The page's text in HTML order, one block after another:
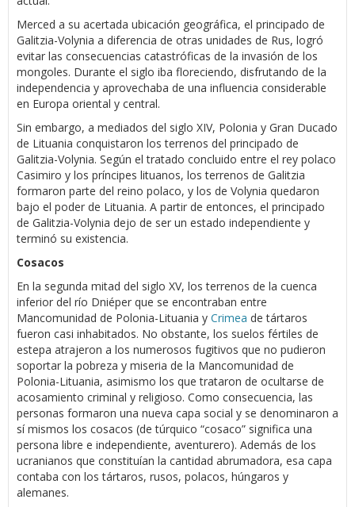
Merced a su acertada ubicación geográfica, el principado de
Galitzia-Volynia a diferencia de otras unidades de Rus, logró
evitar las consecuencias catastróficas de la invasión de los
mongoles. Durante el siglo iba floreciendo, disfrutando de la
independencia y aprovechaba de una influencia considerable
en Europa oriental y central.
Sin embargo, a mediados del siglo XIV, Polonia y Gran Ducado
de Lituania conquistaron los terrenos del principado de
Galitzia-Volynia. Según el tratado concluido entre el rey polaco
Casimiro y los príncipes lituanos, los terrenos de Galitzia
formaron parte del reino polaco, y los de Volynia quedaron
bajo el poder de Lituania. A partir de entonces, el principado
de Galitzia-Volynia dejo de ser un estado independiente y
terminó su existencia.
Cosacos
En la segunda mitad del siglo XV, los terrenos de la cuenca
inferior del río Dniéper que se encontraban entre
Mancomunidad de Polonia-Lituania y Crimea de tártaros
fueron casi inhabitados. No obstante, los suelos fértiles de
estepa atrajeron a los numerosos fugitivos que no pudieron
soportar la pobreza y miseria de la Mancomunidad de
Polonia-Lituania, asimismo los que trataron de ocultarse de
acosamiento criminal y religioso. Como consecuencia, las
personas formaron una nueva capa social y se denominaron a
sí mismos los cosacos (de túrquico “cosaco” significa una
persona libre e independiente, aventurero). Además de los
ucranianos que constituían la cantidad abrumadora, esa capa
contaba con los tártaros, rusos, polacos, húngaros y
alemanes.